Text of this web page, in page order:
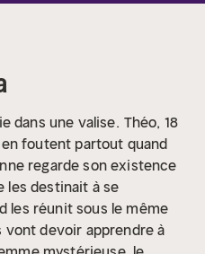
dans une valise. Théo, 18
foutent partout quand
regarde son existence
les destinait à se
les réunit sous le même
devoir apprendre à